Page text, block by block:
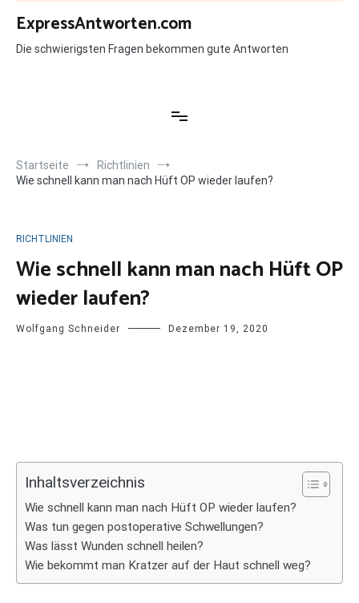
Zum
Inhalt
springen
ExpressAntworten.com
Die schwierigsten Fragen bekommen gute Antworten
Startseite
Richtlinien
Wie schnell kann man nach Hüft OP wieder laufen?
RICHTLINIEN
Wie schnell kann man nach Hüft OP
wieder laufen?
Wolfgang Schneider Dezember 19, 2020
Inhaltsverzeichnis
Wie schnell kann man nach Hüft OP wieder laufen?
Was tun gegen postoperative Schwellungen?
Was lässt Wunden schnell heilen?
Wie bekommt man Kratzer auf der Haut schnell weg?